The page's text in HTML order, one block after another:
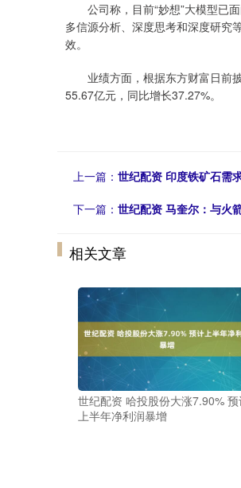
公司称，目前“妙想”大模型已面
多信源分析、深度思考和深度研究
效。
业绩方面，根据东方财富日前披
55.67亿元，同比增长37.27%。
上一篇： 世纪配资 印度铁矿石需
下一篇： 世纪配资 马奎尔：与火
相关文章
世纪配资 哈投股份大涨7.90%
上半年净利润暴增